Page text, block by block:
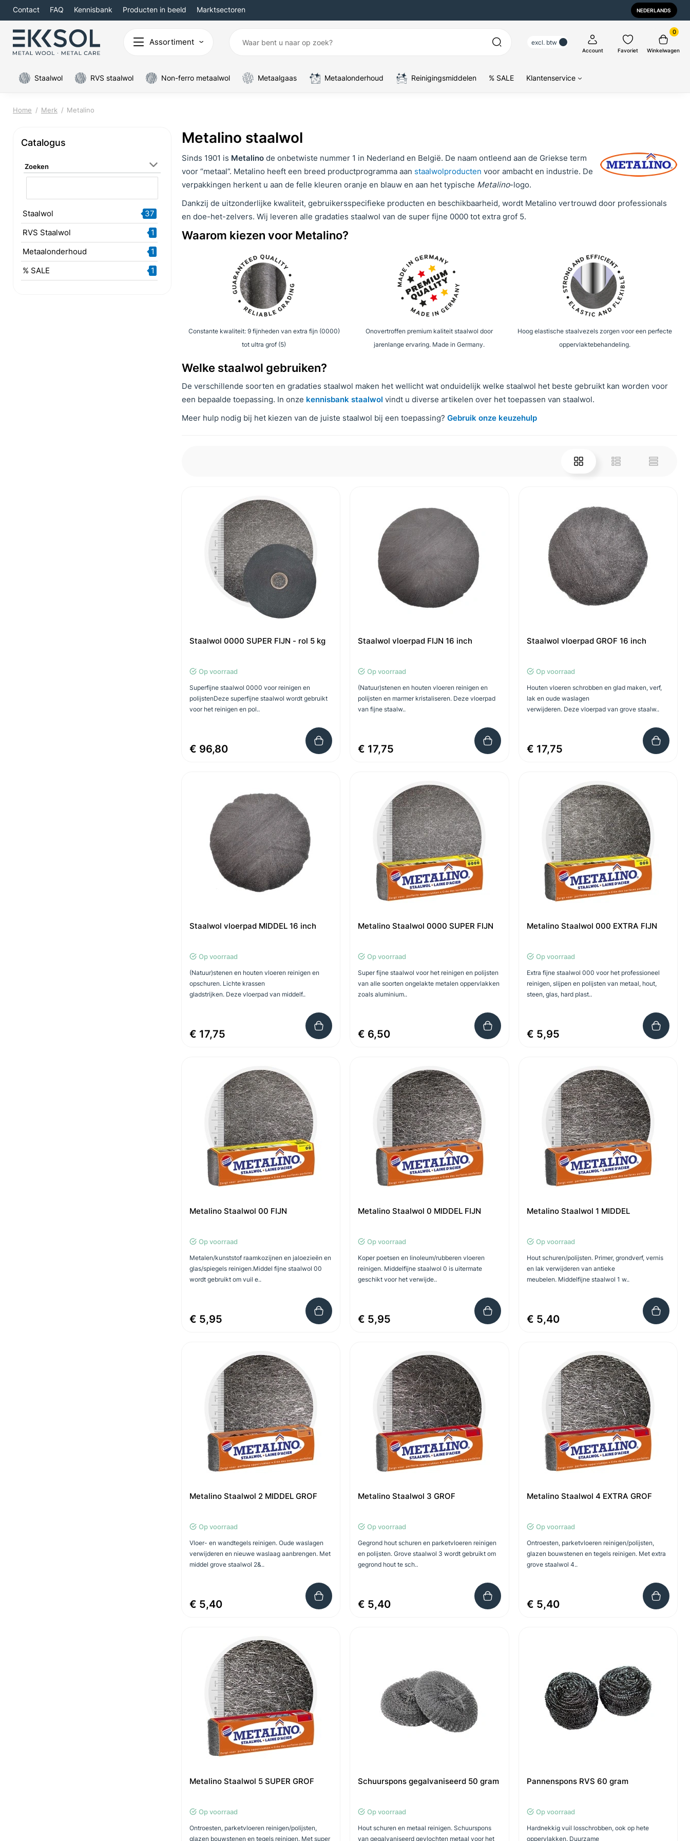
Contact FAQ Kennisbank Producten in beeld Marktsectoren NEDERLANDS
Assortiment excl. btw
Account Favoriet
0
Winkelwagen
Staalwol RVS staalwol Non-ferro metaalwol Metaalgaas Metaalonderhoud Reinigingsmiddelen % SALE Klantenservice
Home Merk Metalino
Catalogus
Zoeken
Staalwol
37
RVS Staalwol
1
Metaalonderhoud
1
% SALE
1
Metalino staalwol
Sinds 1901 is Metalino de onbetwiste nummer 1 in Nederland en België. De naam ontleend aan de Griekse term
voor “metaal”. Metalino heeft een breed productprogramma aan staalwolproducten voor ambacht en industrie. De
verpakkingen herkent u aan de felle kleuren oranje en blauw en aan het typische Metalino-logo.
Dankzij de uitzonderlijke kwaliteit, gebruikersspecifieke producten en beschikbaarheid, wordt Metalino vertrouwd door professionals
en doe-het-zelvers. Wij leveren alle gradaties staalwol van de super fijne 0000 tot extra grof 5.
Waarom kiezen voor Metalino?
Constante kwaliteit: 9 fijnheden van extra fijn (0000)
tot ultra grof (5)
Onovertroffen premium kaliteit staalwol door
jarenlange ervaring. Made in Germany.
Hoog elastische staalvezels zorgen voor een perfecte
oppervlaktebehandeling.
Welke staalwol gebruiken?
De verschillende soorten en gradaties staalwol maken het wellicht wat onduidelijk welke staalwol het beste gebruikt kan worden voor
een bepaalde toepassing. In onze kennisbank staalwol vindt u diverse artikelen over het toepassen van staalwol.
Meer hulp nodig bij het kiezen van de juiste staalwol bij een toepassing? Gebruik onze keuzehulp
Staalwol 0000 SUPER FIJN - rol 5 kg
Op voorraad
Superfijne staalwol 0000 voor reinigen en
polijstenDeze superfijne staalwol wordt gebruikt
voor het reinigen en pol..
€ 96,80
Staalwol vloerpad FIJN 16 inch
Op voorraad
(Natuur)stenen en houten vloeren reinigen en
polijsten en marmer kristaliseren. Deze vloerpad
van fijne staalw..
€ 17,75
Staalwol vloerpad GROF 16 inch
Op voorraad
Houten vloeren schrobben en glad maken, verf,
lak en oude waslagen
verwijderen. Deze vloerpad van grove staalw..
€ 17,75
Staalwol vloerpad MIDDEL 16 inch
Op voorraad
(Natuur)stenen en houten vloeren reinigen en
opschuren. Lichte krassen
gladstrijken. Deze vloerpad van middelf..
€ 17,75
Metalino Staalwol 0000 SUPER FIJN
Op voorraad
Super fijne staalwol voor het reinigen en polijsten
van alle soorten ongelakte metalen oppervlakken
zoals aluminium..
€ 6,50
Metalino Staalwol 000 EXTRA FIJN
Op voorraad
Extra fijne staalwol 000 voor het professioneel
reinigen, slijpen en polijsten van metaal, hout,
steen, glas, hard plast..
€ 5,95
Metalino Staalwol 00 FIJN
Op voorraad
Metalen/kunststof raamkozijnen en jaloezieën en
glas/spiegels reinigen.Middel fijne staalwol 00
wordt gebruikt om vuil e..
€ 5,95
Metalino Staalwol 0 MIDDEL FIJN
Op voorraad
Koper poetsen en linoleum/rubberen vloeren
reinigen. Middelfijne staalwol 0 is uitermate
geschikt voor het verwijde..
€ 5,95
Metalino Staalwol 1 MIDDEL
Op voorraad
Hout schuren/polijsten. Primer, grondverf, vernis
en lak verwijderen van antieke
meubelen. Middelfijne staalwol 1 w..
€ 5,40
Metalino Staalwol 2 MIDDEL GROF
Op voorraad
Vloer- en wandtegels reinigen. Oude waslagen
verwijderen en nieuwe waslaag aanbrengen. Met
middel grove staalwol 2&..
€ 5,40
Metalino Staalwol 3 GROF
Op voorraad
Gegrond hout schuren en parketvloeren reinigen
en polijsten. Grove staalwol 3 wordt gebruikt om
gegrond hout te sch..
€ 5,40
Metalino Staalwol 4 EXTRA GROF
Op voorraad
Ontroesten, parketvloeren reinigen/polijsten,
glazen bouwstenen en tegels reinigen. Met extra
grove staalwol 4..
€ 5,40
Metalino Staalwol 5 SUPER GROF
Op voorraad
Ontroesten, parketvloeren reinigen/polijsten,
glazen bouwstenen en tegels reinigen. Met super
Schuurspons gegalvaniseerd 50 gram
Op voorraad
Hout schuren en metaal reinigen. Schuurspons
van gegalvaniseerd gevlochten metaal voor het
Pannenspons RVS 60 gram
Op voorraad
Hardnekkig vuil losschrobben, ook op hete
oppervlakken. Duurzame